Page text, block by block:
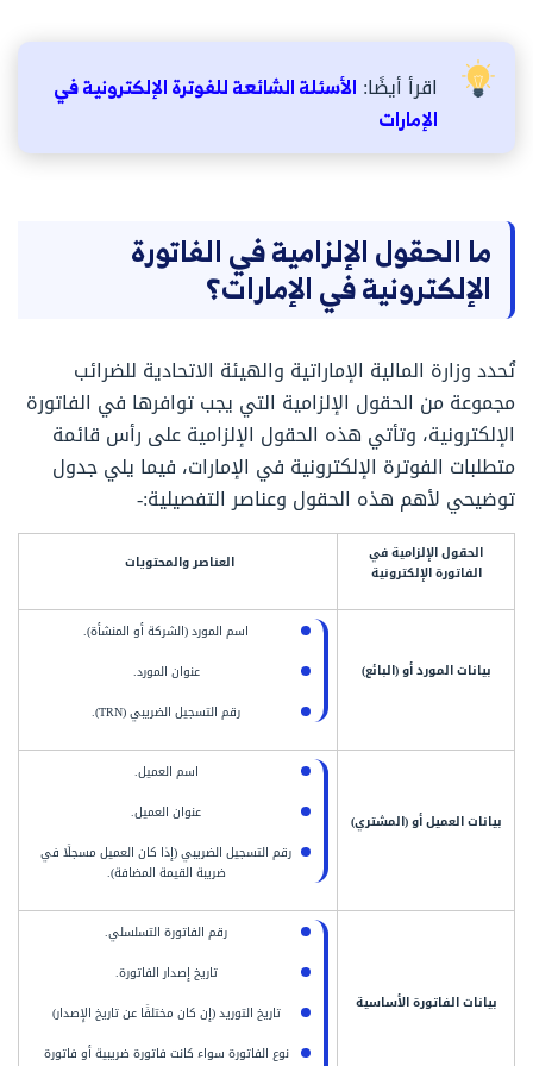
اقرأ أيضًا: الأسئلة الشائعة للفوترة الإلكترونية في
الإمارات
ما الحقول الإلزامية في الفاتورة
الإلكترونية في الإمارات؟
تُحدد وزارة المالية الإماراتية والهيئة الاتحادية للضرائب
مجموعة من الحقول الإلزامية التي يجب توافرها في الفاتورة
الإلكترونية، وتأتي هذه الحقول الإلزامية على رأس قائمة
متطلبات الفوترة الإلكترونية في الإمارات، فيما يلي جدول
توضيحي لأهم هذه الحقول وعناصر التفصيلية:-
الحقول الإلزامية في
الفاتورة الإلكترونية
العناصر والمحتويات
بيانات المورد أو (البائع)
اسم المورد (الشركة أو المنشأة).
عنوان المورد.
رقم التسجيل الضريبي (TRN).
بيانات العميل أو (المشتري)
اسم العميل.
عنوان العميل.
رقم التسجيل الضريبي (إذا كان العميل مسجلًا في
ضريبة القيمة المضافة).
بيانات الفاتورة الأساسية
رقم الفاتورة التسلسلي.
تاريخ إصدار الفاتورة.
تاريخ التوريد (إن كان مختلفًا عن تاريخ الإصدار)
نوع الفاتورة سواء كانت فاتورة ضريبية أو فاتورة